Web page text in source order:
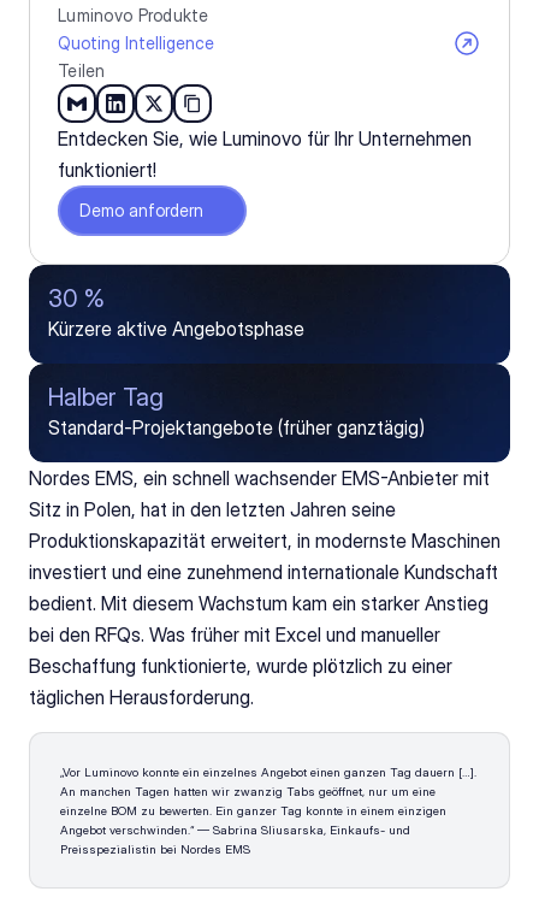
Luminovo Produkte
Quoting Intelligence
Teilen
Entdecken Sie, wie Luminovo für Ihr Unternehmen
funktioniert!
Demo anfordern
30 %
Kürzere aktive Angebotsphase
Halber Tag
Standard-Projektangebote (früher ganztägig)
Nordes EMS, ein schnell wachsender EMS-Anbieter mit
Sitz in Polen, hat in den letzten Jahren seine
Produktionskapazität erweitert, in modernste Maschinen
investiert und eine zunehmend internationale Kundschaft
bedient. Mit diesem Wachstum kam ein starker Anstieg
bei den RFQs. Was früher mit Excel und manueller
Beschaffung funktionierte, wurde plötzlich zu einer
täglichen Herausforderung.
„Vor Luminovo konnte ein einzelnes Angebot einen ganzen Tag dauern […].
An manchen Tagen hatten wir zwanzig Tabs geöffnet, nur um eine
einzelne BOM zu bewerten. Ein ganzer Tag konnte in einem einzigen
Angebot verschwinden.“ — Sabrina Sliusarska, Einkaufs- und
Preisspezialistin bei Nordes EMS